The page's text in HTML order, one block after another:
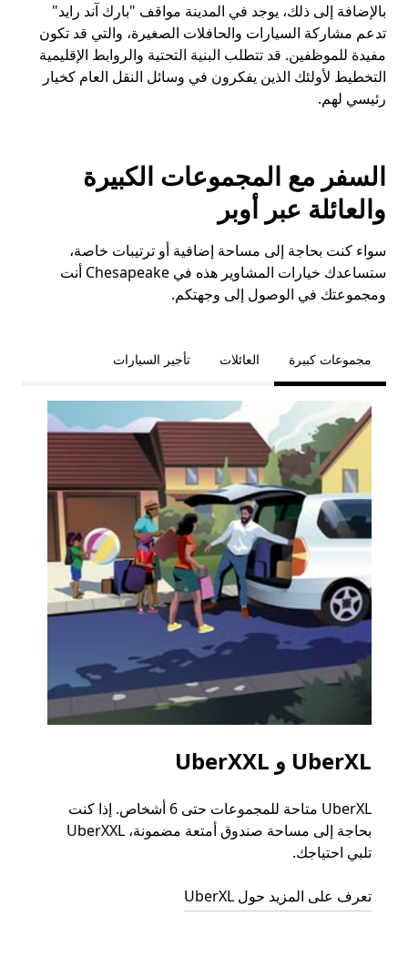
بالإضافة إلى ذلك، يوجد في المدينة مواقف "بارك آند رايد"
تدعم مشاركة السيارات والحافلات الصغيرة، والتي قد تكون
مفيدة للموظفين. قد تتطلب البنية التحتية والروابط الإقليمية
التخطيط لأولئك الذين يفكرون في وسائل النقل العام كخيار
رئيسي لهم.
السفر مع المجموعات الكبيرة
والعائلة عبر أوبر
سواء كنت بحاجة إلى مساحة إضافية أو ترتيبات خاصة،
ستساعدك خيارات المشاوير هذه في Chesapeake أنت
ومجموعتك في الوصول إلى وجهتكم.
مجموعات كبيرة العائلات تأجير السيارات
UberXL و UberXXL
UberXL متاحة للمجموعات حتى 6 أشخاص. إذا كنت
بحاجة إلى مساحة صندوق أمتعة مضمونة، UberXXL
تلبي احتياجك.
تعرف على المزيد حول UberXL